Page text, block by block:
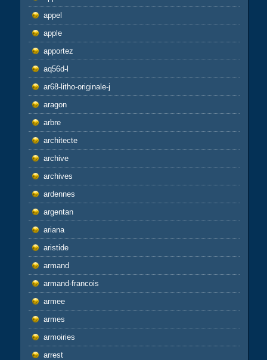
appel
apple
apportez
aq56d-l
ar68-litho-originale-j
aragon
arbre
architecte
archive
archives
ardennes
argentan
ariana
aristide
armand
armand-francois
armee
armes
armoiries
arrest